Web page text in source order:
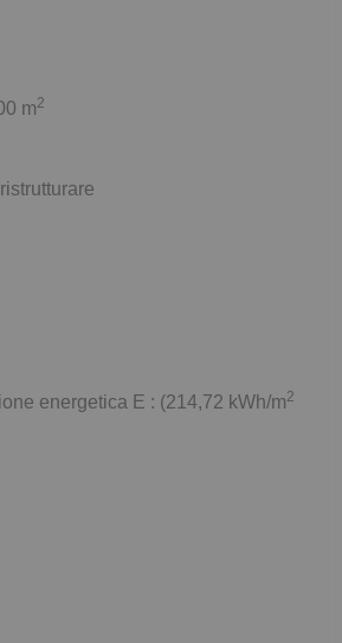
m2
energetica E : (214,72 kWh/m2